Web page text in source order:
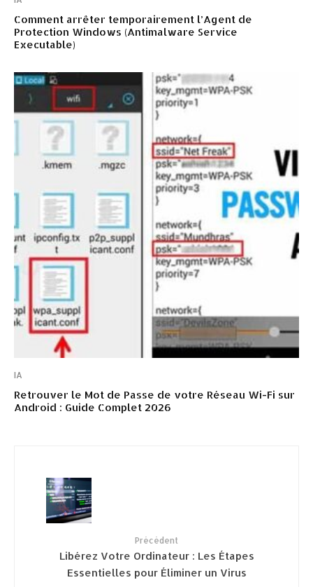
Comment arrêter temporairement l’Agent de
Protection Windows (Antimalware Service
Executable)
IA
Retrouver le Mot de Passe de votre Réseau Wi-Fi sur
Android : Guide Complet 2026
Précédent
Libérez Votre Ordinateur : Les Étapes
Essentielles pour Éliminer un Virus